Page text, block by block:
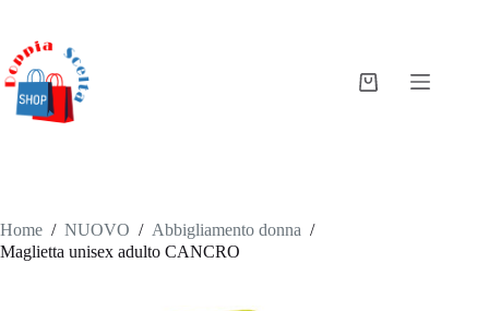
contenuto
Carrello
Home / NUOVO / Abbigliamento donna /
Maglietta unisex adulto CANCRO